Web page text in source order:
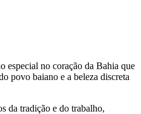
especial no coração da Bahia que
povo baiano e a beleza discreta
da tradição e do trabalho,